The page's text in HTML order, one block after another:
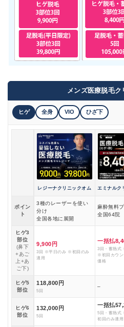
メンズ医療脱毛
ヒゲ 全身 VIO ひざ下
レジーナクリニックオム エミナルク
ポイン
ト
3種のレーザーを使い
分け
全国各地に展開
麻酔無料
全国64院
ヒゲ3
部位
(鼻下
+あご
上+あ
ご下)
9,900円
3回 ※平日のみ ※初回のみ
適用
一括払
3回・蓄熱式
※初回カウン
価格
ヒゲ5
部位
118,800円
5回
–
ヒゲ6
部位
132,000円
5回
一括払
5回・蓄熱
初回のみ適用